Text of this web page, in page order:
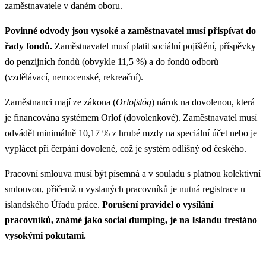
zaměstnavatele v daném oboru.
Povinné odvody jsou vysoké a zaměstnavatel musí přispívat do
řady fondů. Zaměstnavatel musí platit sociální pojištění, příspěvky
do penzijních fondů (obvykle 11,5 %) a do fondů odborů
(vzdělávací, nemocenské, rekreační).
Zaměstnanci mají ze zákona (Orlofslög) nárok na dovolenou, která
je financována systémem Orlof (dovolenkové). Zaměstnavatel musí
odvádět minimálně 10,17 % z hrubé mzdy na speciální účet nebo je
vyplácet při čerpání dovolené, což je systém odlišný od českého.
Pracovní smlouva musí být písemná a v souladu s platnou kolektivní
smlouvou, přičemž u vyslaných pracovníků je nutná registrace u
islandského Úřadu práce. Porušení pravidel o vysílání
pracovníků, známé jako social dumping, je na Islandu trestáno
vysokými pokutami.